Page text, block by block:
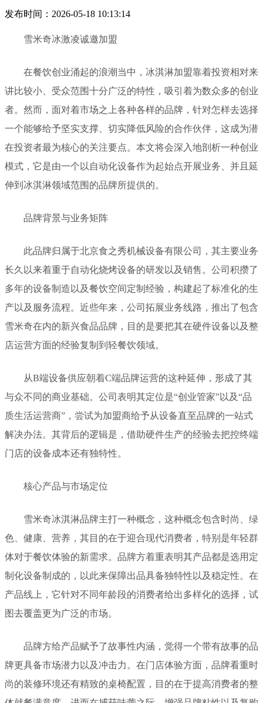
发布时间：2026-05-18 10:13:14
雪米奇冰激凌诚邀加盟
在餐饮创业涌起的浪潮当中，冰淇淋加盟靠着投资相对来
讲比较小、受众范围十分广泛的特性，吸引着为数众多的创业
者。然而，面对着市场之上各种各样的品牌，针对怎样去选择
一个能够给予坚实支撑、切实降低风险的合作伙伴，这成为潜
在投资者最为核心的关注要点。本文将会深入地剖析一种创业
模式，它是由一个以自动化设备作为起始点开展业务、并且延
伸到冰淇淋领域范围的品牌所提供的。
品牌背景与业务矩阵
此品牌归属于北京食之秀机械设备有限公司，其主要业务
长久以来着重于自动化烧烤设备的研发以及销售。公司积攒了
多年的设备制造以及餐饮空间定制经验，构建起了标准化的生
产以及服务流程。近些年来，公司拓展业务线路，推出了包含
雪米奇在内的新兴食品品牌，目的是要把其在硬件设备以及整
店运营方面的经验复制到轻餐饮领域。
从B端设备供应朝着C端品牌运营的这种延伸，形成了其
与众不同的商业基础。公司表明其定位是“创业管家”以及“品
质生活运营商”，尝试为加盟商给予从设备直至品牌的一站式
解决办法。其背后的逻辑是，借助硬件生产的经验去把控终端
门店的设备成本还有独特性。
核心产品与市场定位
雪米奇冰淇淋品牌主打一种概念，这种概念包含时尚、绿
色、健康、营养，其目的在于迎合现代消费者，特别是年轻群
体对于餐饮体验的新需求。品牌方着重表明其产品都是选用定
制化设备制成的，以此来保障出品具备独特性以及稳定性。在
产品线上，它针对不同年龄段的消费者给出多样化的选择，试
图去覆盖更为广泛的市场。
品牌方给产品赋予了故事性内涵，觉得一个带有故事的品
牌更具备市场潜力以及冲击力。在门店体验方面，品牌看重时
尚的装修环境还有精致的桌椅配置，目的在于提高消费者的整